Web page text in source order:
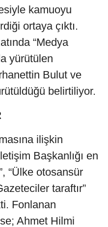
kamuoyu
ortaya çıktı.
“Medya
yürütülen
Bulut ve
belirtiliyor.
ilişkin
Başkanlığı en
“Ülke otosansür
taraftır”
Fonlanan
Ahmet Hilmi